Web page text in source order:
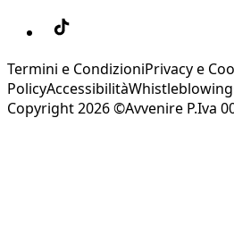
Termini e CondizioniPrivacy e
PolicyAccessibilitàWhistleblowing
Copyright 2026 ©Avvenire P.Iva